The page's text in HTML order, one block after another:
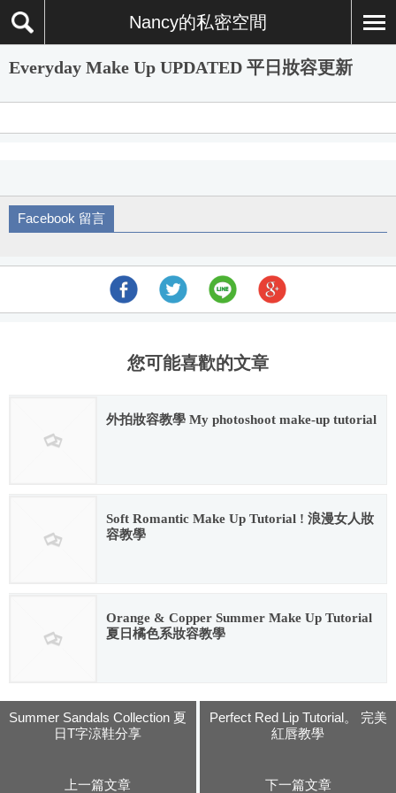
Nancy的私密空間
Everyday Make Up UPDATED 平日妝容更新
Facebook 留言
您可能喜歡的文章
外拍妝容教學 My photoshoot make-up tutorial
Soft Romantic Make Up Tutorial ! 浪漫女人妝
容教學
Orange & Copper Summer Make Up Tutorial
夏日橘色系妝容教學
Summer Sandals Collection 夏
日T字涼鞋分享
上一篇文章
Perfect Red Lip Tutorial。 完美
紅唇教學
下一篇文章